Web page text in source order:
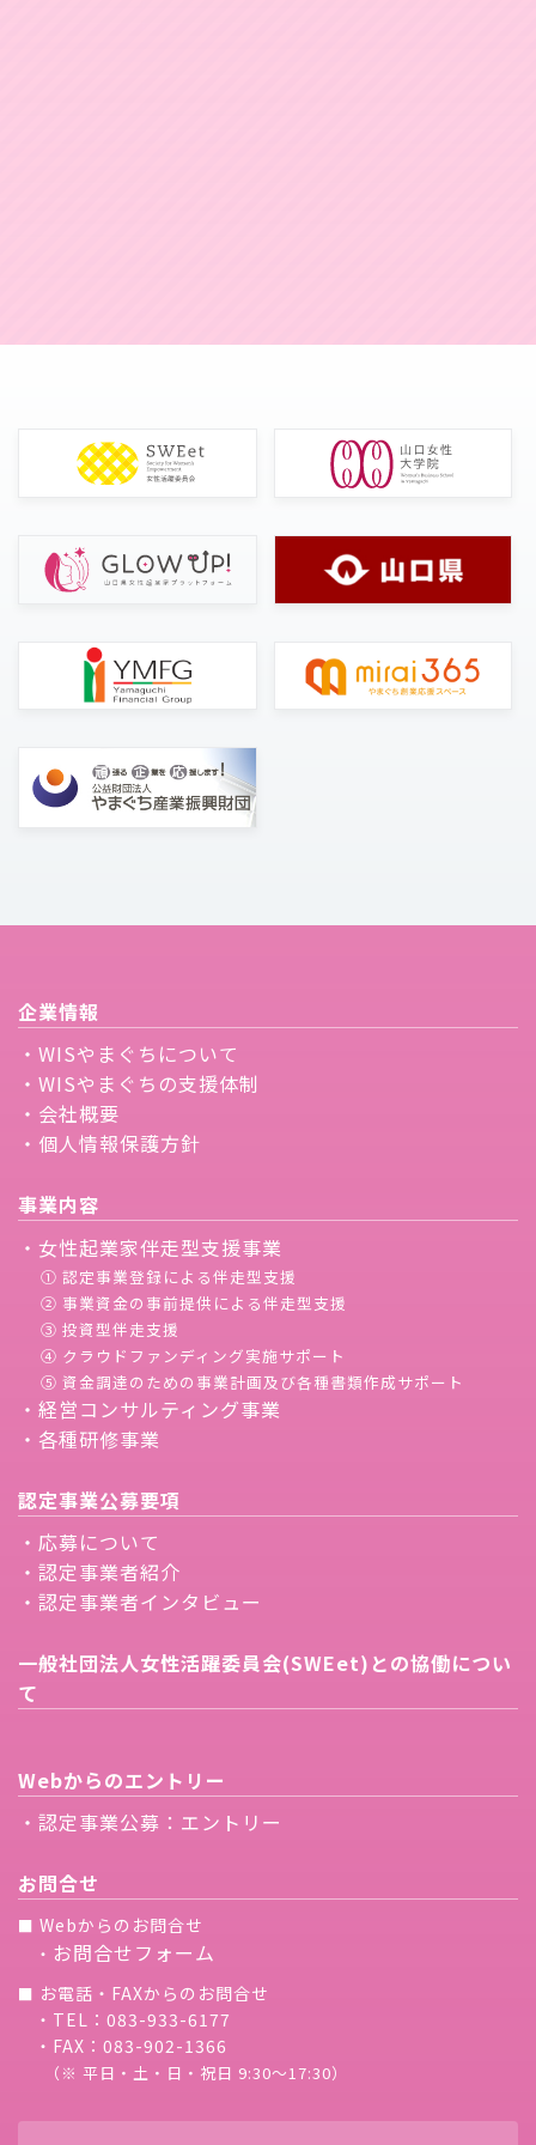
企業情報
・WISやまぐちについて
・WISやまぐちの支援体制
・会社概要
・個人情報保護方針
事業内容
・女性起業家伴走型支援事業
① 認定事業登録による伴走型支援
② 事業資金の事前提供による伴走型支援
③ 投資型伴走支援
④ クラウドファンディング実施サポート
⑤ 資金調達のための事業計画及び各種書類作成サポート
・経営コンサルティング事業
・各種研修事業
認定事業公募要項
・応募について
・認定事業者紹介
・認定事業者インタビュー
一般社団法人女性活躍委員会(SWEet)との協働につい
て
Webからのエントリー
・認定事業公募：エントリー
お問合せ
■ Webからのお問合せ
・ お問合せフォーム
■ お電話・FAXからのお問合せ
・TEL：083-933-6177
・FAX：083-902-1366
（※ 平日・土・日・祝日 9:30〜17:30）